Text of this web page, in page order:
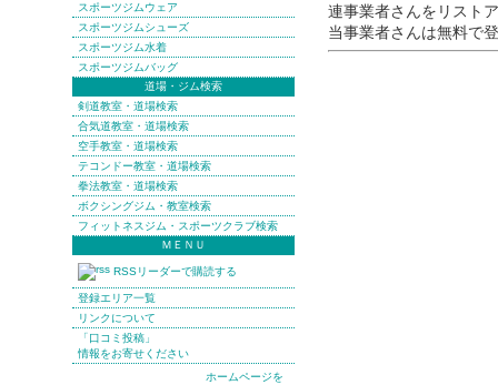
連事業者さんをリスト
当事業者さんは無料で
スポーツジムウェア
スポーツジムシューズ
スポーツジム水着
スポーツジムバッグ
道場・ジム検索
剣道教室・道場検索
合気道教室・道場検索
空手教室・道場検索
テコンドー教室・道場検索
拳法教室・道場検索
ボクシングジム・教室検索
フィットネスジム・スポーツクラブ検索
ＭＥＮＵ
RSSリーダーで購読する
登録エリア一覧
リンクについて
「口コミ投稿」
情報をお寄せください
ホームページを